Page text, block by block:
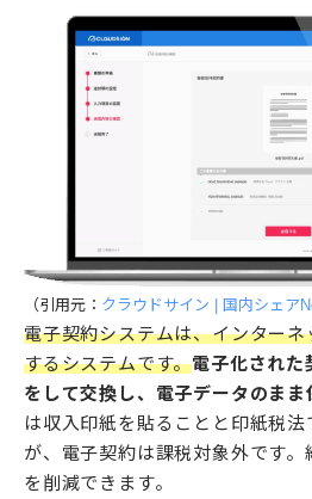
（引用元： クラウドサイン | 国内シェア
電子契約システムは、インター
するシステムです。電子化された
をして交換し、電子データのまま
は収入印紙を貼ることと印紙税
が、電子契約は課税対象外です。
を削減できます。